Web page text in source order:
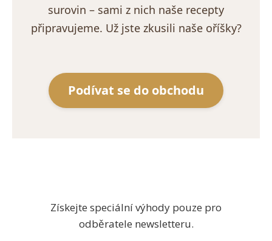
surovin – sami z nich naše recepty
připravujeme. Už jste zkusili naše oříšky?
Podívat se do obchodu
Získejte speciální výhody pouze pro
odběratele newsletteru.